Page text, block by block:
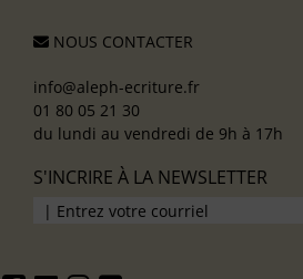
NOUS CONTACTER
info@aleph-ecriture.fr
01 80 05 21 30
du lundi au vendredi de 9h à 17h
S'INCRIRE À LA NEWSLETTER